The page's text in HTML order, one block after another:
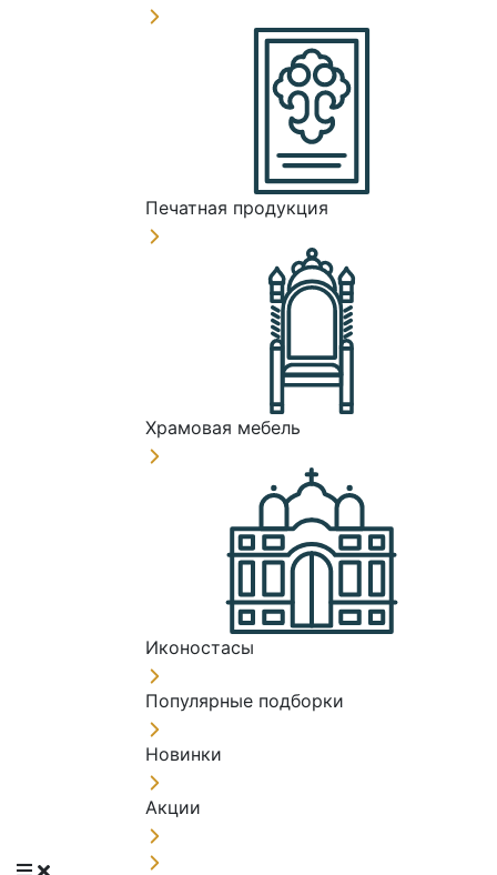
Печатная продукция
Храмовая мебель
Иконостасы
Популярные подборки
Новинки
Акции